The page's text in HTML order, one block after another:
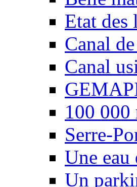
Etat des
Canal
Canal
100 000
Serre-
Une
Un